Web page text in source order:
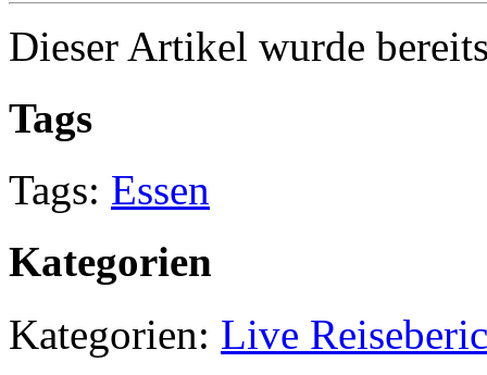
Dieser Artikel wurde
Tags
Tags: Essen
Kategorien
Kategorien: Live